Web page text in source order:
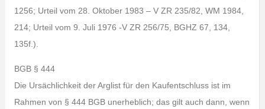
1256; Urteil vom 28. Oktober 1983 – V ZR 235/82, WM 1984,
214; Urteil vom 9. Juli 1976 -V ZR 256/75, BGHZ 67, 134,
135f.).
BGB § 444
Die Ursächlichkeit der Arglist für den Kaufentschluss ist im
Rahmen von § 444 BGB unerheblich; das gilt auch dann, wenn